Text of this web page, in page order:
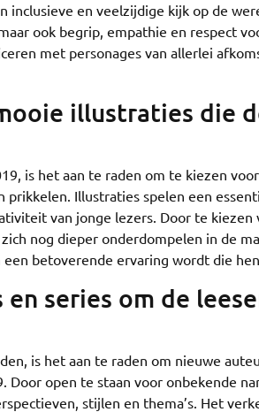
inclusieve en veelzijdige kijk op de
ook begrip, empathie en respect
met personages van allerlei
illustraties die
is het aan te raden om te kiezen
prikkelen. Illustraties spelen een
van jonge lezers. Door te
nog dieper onderdompelen in de
betoverende ervaring wordt die
series om de
is het aan te raden om nieuwe
Door open te staan voor onbekende
stijlen en thema’s. Het